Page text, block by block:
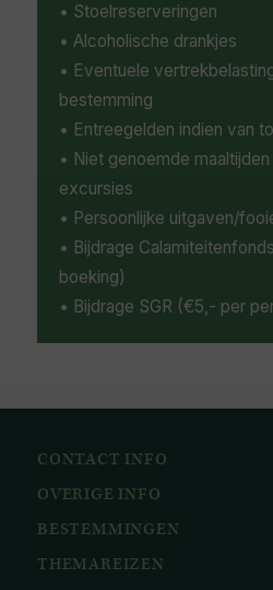
• Stoelreserveringen
• Alcoholische drankjes
• Eventuele
bestemming
• Entreegelden indien van
• Niet genoemde
excursies
• Persoonlijke uitgaven/
• Bijdrage
boeking)
• Bijdrage SGR (€5,- per
CONTACT INFO
Avila Reizen
Nieuwe Gracht 78
+31 (0) 23 221 0800
OVERIGE INFO
KvK: 51111616
BTW nr.: NL823096415B01
BESTEMMINGEN
Afrika
THEMAREIZEN